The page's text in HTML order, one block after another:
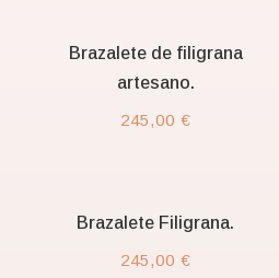
Brazalete de filigrana
artesano.
245,00 €
Brazalete Filigrana.
245,00 €